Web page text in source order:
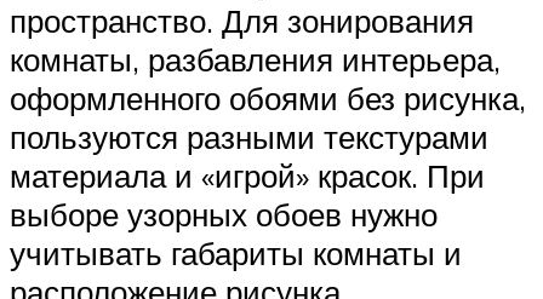
пространство. Для зонирования
комнаты, разбавления интерьера,
оформленного обоями без рисунка,
пользуются разными текстурами
материала и «игрой» красок. При
выборе узорных обоев нужно
учитывать габариты комнаты и